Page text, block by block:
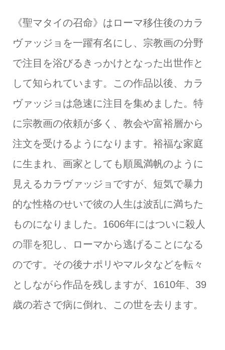
《聖マタイの召命》はローマ移住後のカラ
ヴァッジョを一躍有名にし、宗教画の分野
で注目を浴びるきっかけとなった出世作と
して知られています。この作品以後、カラ
ヴァッジョは急速に注目を集めました。特
に宗教画の依頼が多く、教会や富裕層から
注文を受けるようになります。裕福な家庭
に生まれ、画家としても順風満帆のように
見えるカラヴァッジョですが、短気で暴力
的な性格のせいで彼の人生は波乱に満ちた
ものになりました。1606年にはついに殺人
の罪を犯し、ローマから逃げることになる
のです。その後ナポリやマルタなどを転々
としながら作品を残しますが、1610年、39
歳の若さで病に倒れ、この世を去ります。